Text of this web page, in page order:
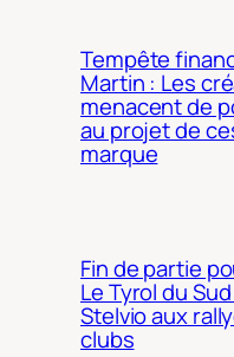
Tempête
Martin : Les
menacent de
au projet de
marque
Fin de partie
Le Tyrol du
Stelvio aux
clubs